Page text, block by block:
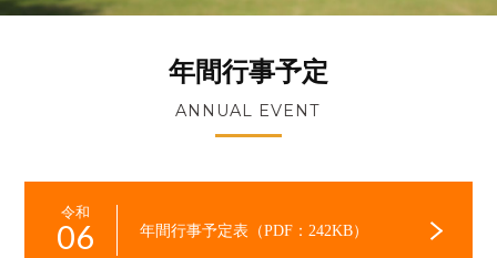
年間行事予定
ANNUAL EVENT
令和
06 年間行事予定表（PDF：242KB）